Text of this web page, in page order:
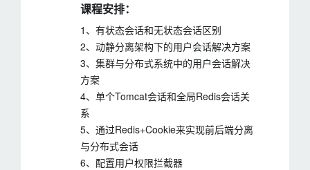
课程安排：
1、有状态会话和无状态会话区别
2、动静分离架构下的用户会话解决方案
3、集群与分布式系统中的用户会话解决
方案
4、单个Tomcat会话和全局Redis会话关
系
5、通过Redis+Cookie来实现前后端分离
与分布式会话
6、配置用户权限拦截器